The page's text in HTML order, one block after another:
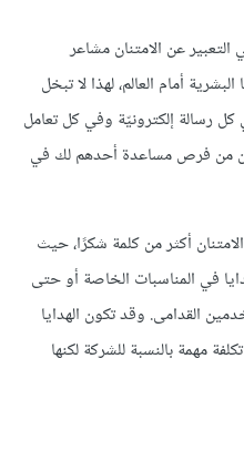
عن الامتنان مشاعر
أمام العالم، لهذا لا تبخل
رسالة إلكترونيّة وفي كل تعامل
من فرص مساعدة أحدهم لك في
أكثر من كلمة شكرًا، حيث
في المناسبات الخاصة أو حتى
القدامى. وقد تكون الهدايا
مهمة بالنسبة للشركة لكنها